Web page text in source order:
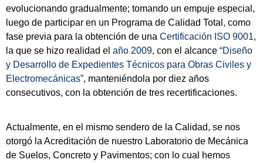
evolucionando gradualmente; tomando un empuje especial,
luego de participar en un Programa de Calidad Total, como
fase previa para la obtención de una Certificación ISO 9001,
la que se hizo realidad el año 2009, con el alcance “Diseño
y Desarrollo de Expedientes Técnicos para Obras Civiles y
Electromecánicas”, manteniéndola por diez años
consecutivos, con la obtención de tres recertificaciones.
Actualmente, en el mismo sendero de la Calidad, se nos
otorgó la Acreditación de nuestro Laboratorio de Mecánica
de Suelos, Concreto y Pavimentos; con lo cual hemos